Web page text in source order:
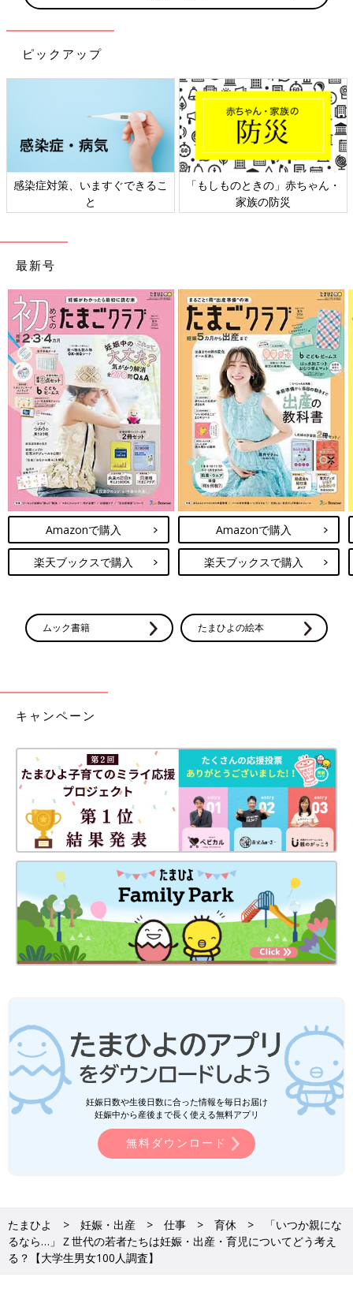
ピックアップ
感染症対策、いますぐできるこ
と
「もしものときの」赤ちゃん・
家族の防災
最新号
Amazonで購入
楽天ブックスで購入
Amazonで購入
楽天ブックスで購入
ムック書籍 たまひよの絵本
キャンペーン
妊娠日数や生後日数に合った情報を毎日お届け
妊娠中から産後まで長く使える無料アプリ
無料ダウンロード
たまひよ 妊娠・出産 仕事 育休
「いつか親にな
るなら…」Ｚ世代の若者たちは妊娠・出産・育児についてどう考え
る？【大学生男女100人調査】